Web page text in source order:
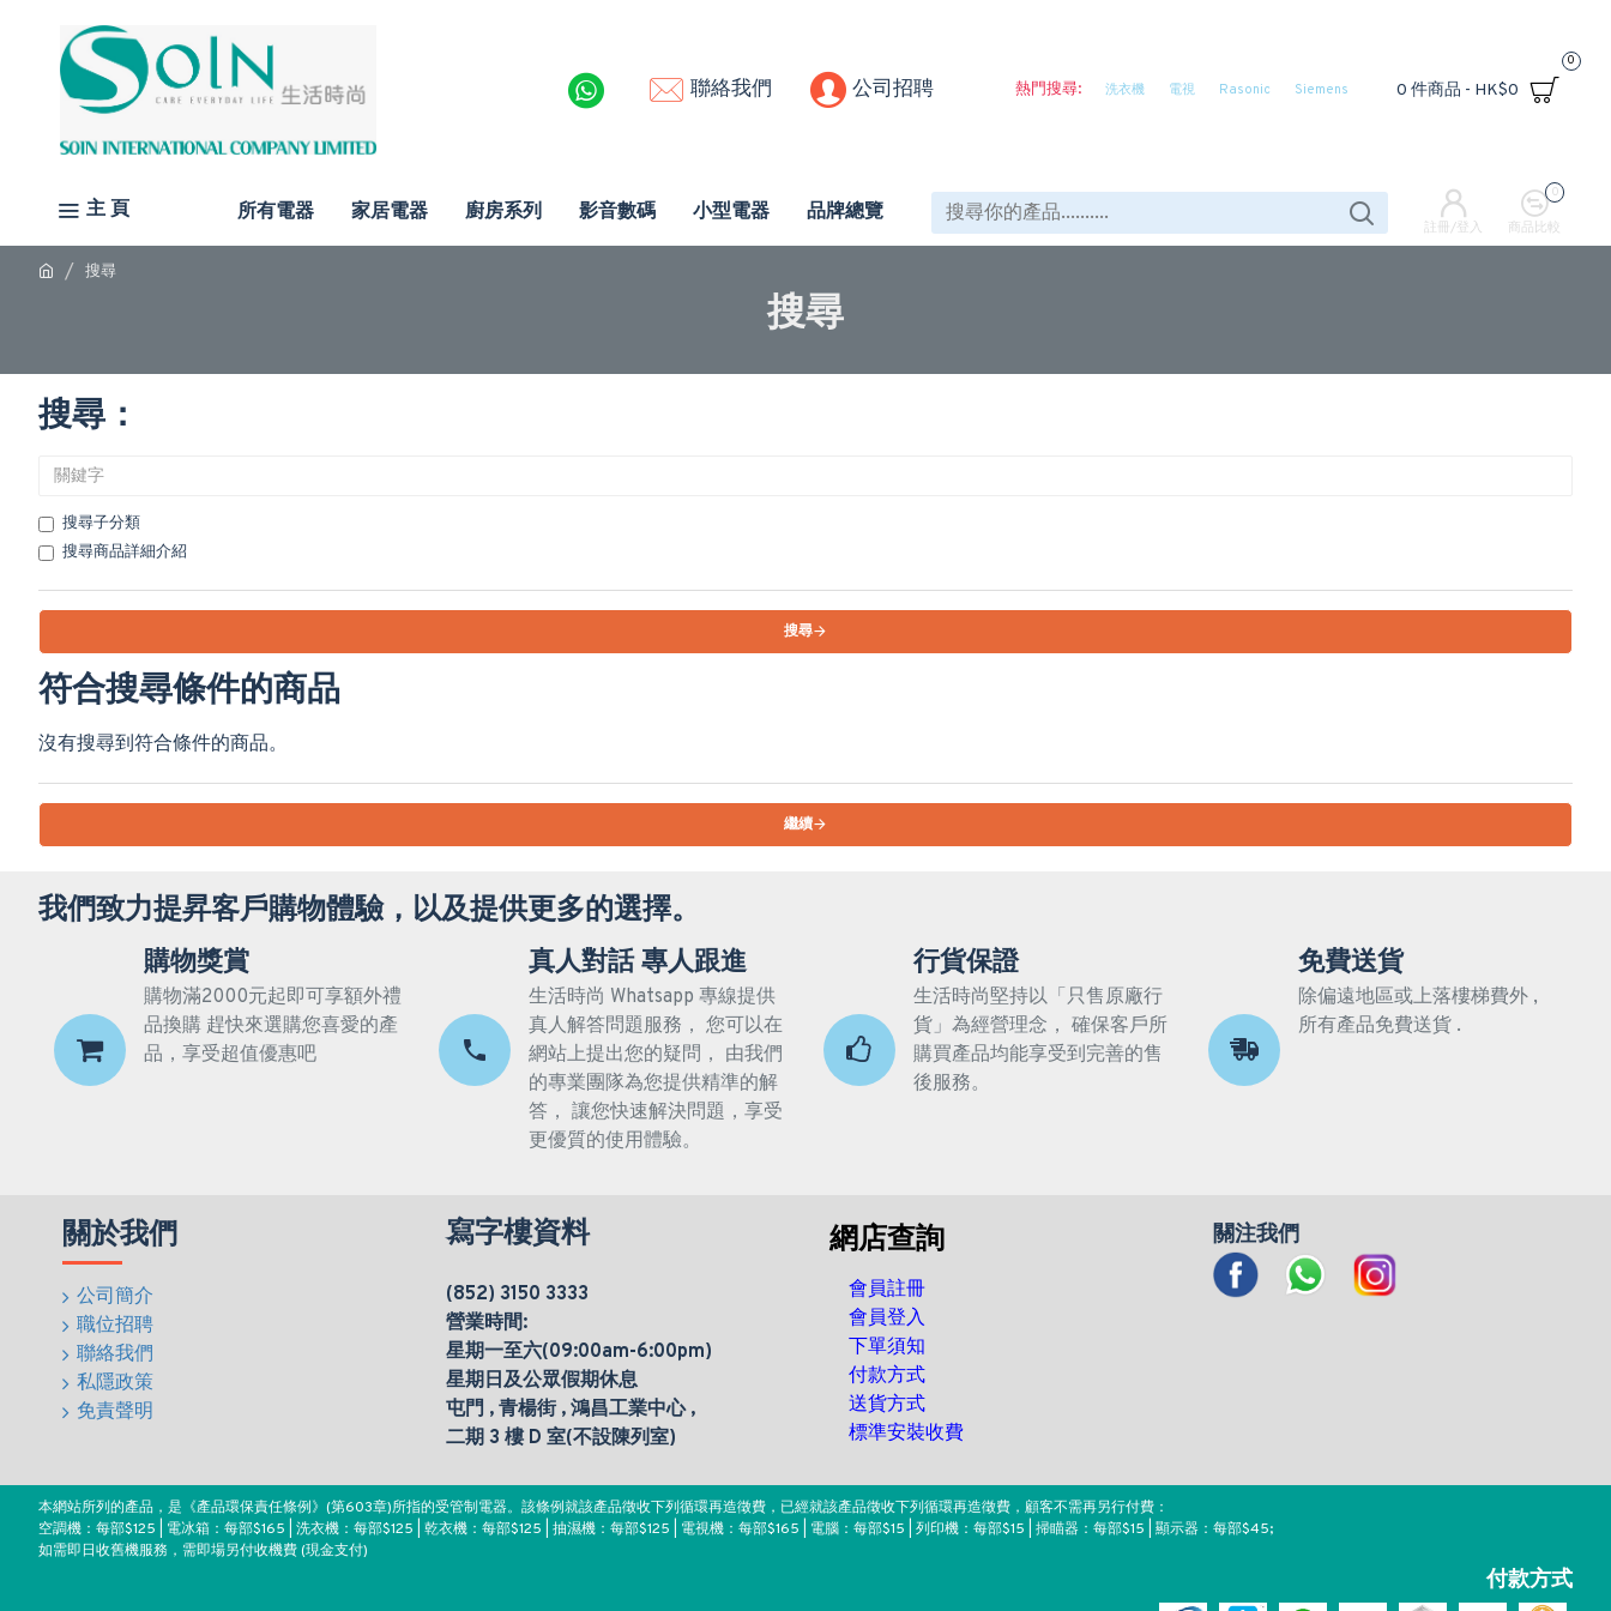
聯絡我們 公司招聘 熱門搜尋: 洗衣機 電視 Rasonic Siemens 0 件商品 - HK$0
0
主 頁 所有電器 家居電器 廚房系列 影音數碼 小型電器 品牌總覽
註冊/登入 商品比較
0
搜尋
搜尋
搜尋：
搜尋子分類
搜尋商品詳細介紹
搜尋
符合搜尋條件的商品
沒有搜尋到符合條件的商品。
繼續
我們致力提昇客戶購物體驗，以及提供更多的選擇。
購物獎賞
購物滿2000元起即可享額外禮
品換購 趕快來選購您喜愛的產
品，享受超值優惠吧
真人對話 專人跟進
生活時尚 Whatsapp 專線提供
真人解答問題服務， 您可以在
網站上提出您的疑問， 由我們
的專業團隊為您提供精準的解
答， 讓您快速解決問題，享受
更優質的使用體驗。
行貨保證
生活時尚堅持以「只售原廠行
貨」為經營理念， 確保客戶所
購買產品均能享受到完善的售
後服務。
免費送貨
除偏遠地區或上落樓梯費外 ,
所有產品免費送貨 .
關於我們
公司簡介
職位招聘
聯絡我們
私隱政策
免責聲明
寫字樓資料
(852) 3150 3333
營業時間:
星期一至六(09:00am-6:00pm)
星期日及公眾假期休息
屯門 , 青楊街 , 鴻昌工業中心 ,
二期 3 樓 D 室(不設陳列室)
網店查詢
會員註冊
會員登入
下單須知
付款方式
送貨方式
標準安裝收費
關注我們
本網站所列的產品，是《產品環保責任條例》(第603章)所指的受管制電器。該條例就該產品徵收下列循環再造徵費，已經就該產品徵收下列循環再造徵費，顧客不需再另行付費：
空調機：每部$125 | 電冰箱：每部$165 | 洗衣機：每部$125 | 乾衣機：每部$125 | 抽濕機：每部$125 | 電視機：每部$165 | 電腦：每部$15 | 列印機：每部$15 | 掃瞄器：每部$15 | 顯示器：每部$45;
如需即日收舊機服務，需即場另付收機費 (現金支付)
付款方式